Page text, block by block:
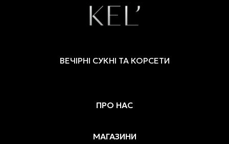
ВЕЧІРНІ СУКНІ ТА КОРСЕТИ
ПРО НАС
МАГАЗИНИ